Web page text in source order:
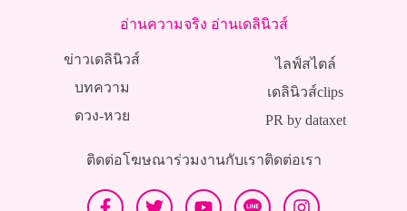
อ่านความจริง อ่านเดลินิวส์
ข่าวเดลินิวส์
บทความ
ดวง-หวย
ไลฟ์สไตล์
เดลินิวส์clips
PR by dataxet
ติดต่อโฆษณาร่วมงานกับเราติดต่อเรา